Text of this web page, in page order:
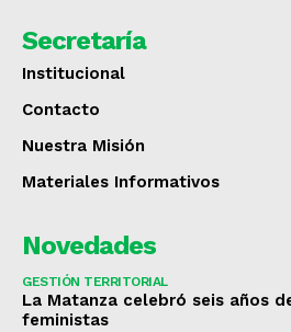
Secretaría
Institucional
Contacto
Nuestra Misión
Materiales Informativos
Novedades
GESTIÓN TERRITORIAL
La Matanza celebró seis años
feministas